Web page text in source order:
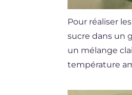
Pour réaliser
sucre dans un
un mélange
température